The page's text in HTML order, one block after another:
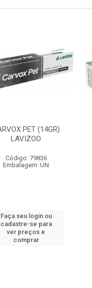
PET (14GR)
LAVIZOO
Código: 79836
Embalagem: UN
Faça seu login ou
cadastre-se para
ver preços e
comprar